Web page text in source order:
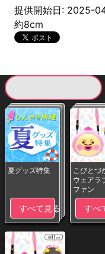
提供開始日: 2025-
約8cm
夏グッズ特集
すべて見る
こびとづ
ウェアラ
ファン
すべ